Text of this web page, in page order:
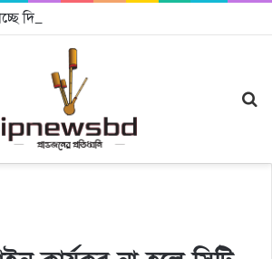
দি রাবুগার নতুন গান ‘Baljanggi’